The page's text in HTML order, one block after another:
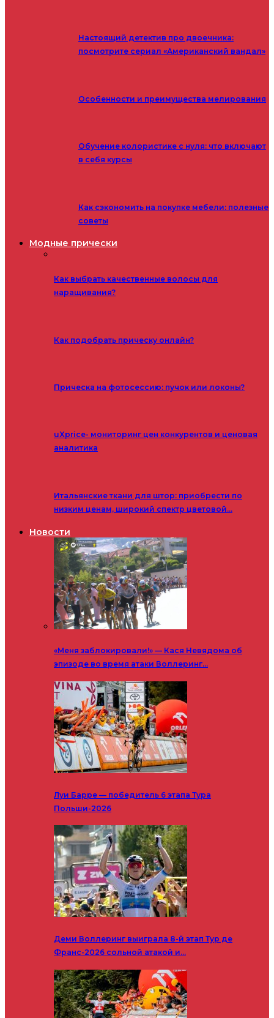
Настоящий детектив про двоечника:
посмотрите сериал «Американский вандал»
Особенности и преимущества мелирования
Обучение колористике с нуля: что включают
в себя курсы
Как сэкономить на покупке мебели: полезные
советы
Модные прически
Как выбрать качественные волосы для
наращивания?
Как подобрать прическу онлайн?
Прическа на фотосессию: пучок или локоны?
uXprice- мониторинг цен конкурентов и ценовая
аналитика
Итальянские ткани для штор: приобрести по
низким ценам, широкий спектр цветовой…
Новости
«Меня заблокировали!» — Кася Невядома об
эпизоде во время атаки Воллеринг…
Луи Барре — победитель 6 этапа Тура
Польши-2026
Деми Воллеринг выиграла 8-й этап Тур де
Франс-2026 сольной атакой и…